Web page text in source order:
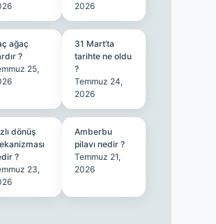
2026
ağaç
?
25,
31 Mart’ta
tarihte ne oldu
?
Temmuz 24,
2026
dönüş
?
23,
Amberbu
pilavı nedir ?
Temmuz 21,
2026